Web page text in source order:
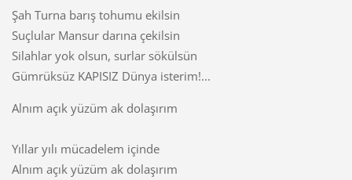
Şah Turna barış tohumu ekilsin
Suçlular Mansur darına çekilsin
Silahlar yok olsun, surlar sökülsün
Gümrüksüz KAPISIZ Dünya isterim!...
Alnım açık yüzüm ak dolaşırım
Yıllar yılı mücadelem içinde
Alnım açık yüzüm ak dolaşırım